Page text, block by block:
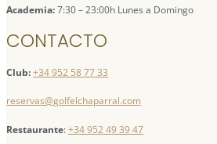
Academia:7:30 – 23:00h Lunes a Domingo
CONTACTO
Club:+34 952 58 77 33
reservas@golfelchaparral.com
Restaurante:+34 952 49 39 47